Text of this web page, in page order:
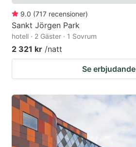
9.0 (717 recensioner)
Sankt Jörgen Park
hotell · 2 Gäster · 1 Sovrum
2 321 kr /natt
Se erbjudande